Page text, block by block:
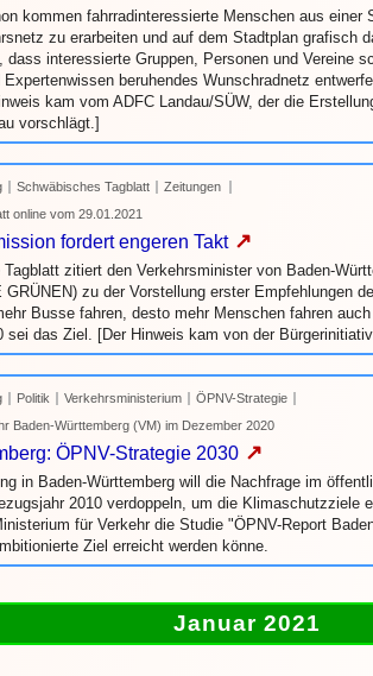
kommen fahrradinteressierte Menschen aus einer
zu erarbeiten und auf dem Stadtplan grafisch
dass interessierte Gruppen, Personen und Vereine
beruhendes Wunschradnetz
kam vom ADFC Landau/SÜW, der die
vorschlägt.]
Schwäbisches Tagblatt
Zeitungen
online vom 29.01.2021
fordert engeren Takt↗
zitiert den Verkehrsminister von Baden-
GRÜNEN) zu der Vorstellung erster Empfehlungen
Busse fahren, desto mehr Menschen fahren
sei das Ziel. [Der Hinweis kam von der
Politik Verkehrsministerium
ÖPNV-Strategie
Baden-Württemberg (VM) im Dezember 2020
ÖPNV-Strategie 2030 ↗
in Baden-Württemberg will die Nachfrage im
2010 verdoppeln, um die Klimaschutzziele
für Verkehr die Studie "ÖPNV-Report
Ziel erreicht werden könne.
Januar 2021